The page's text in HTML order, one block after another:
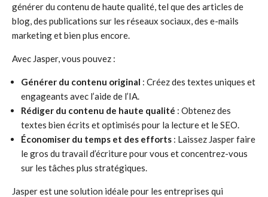
générer du contenu de haute qualité, tel que des articles de
blog, des publications sur les réseaux sociaux, des e-mails
marketing et bien plus encore.
Avec Jasper, vous pouvez :
Générer du contenu original : Créez des textes uniques et
engageants avec l’aide de l’IA.
Rédiger du contenu de haute qualité : Obtenez des
textes bien écrits et optimisés pour la lecture et le SEO.
Économiser du temps et des efforts : Laissez Jasper faire
le gros du travail d’écriture pour vous et concentrez-vous
sur les tâches plus stratégiques.
Jasper est une solution idéale pour les entreprises qui